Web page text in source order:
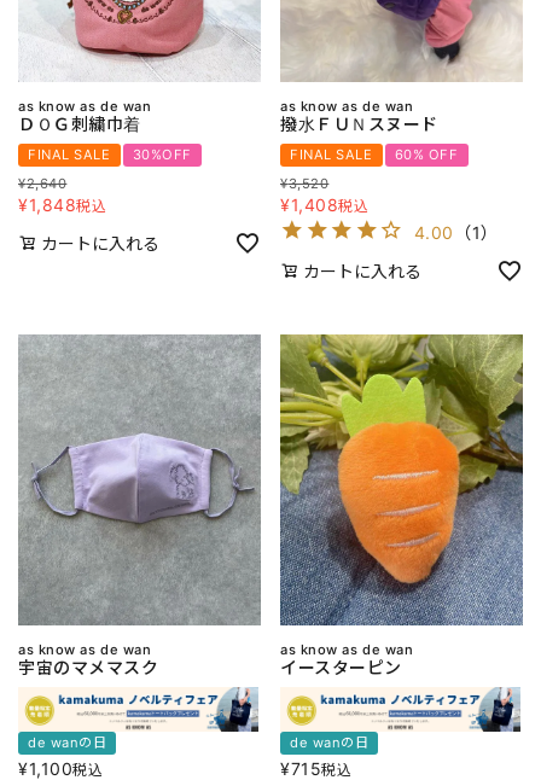
as know as de wan
ＤＯＧ刺繍巾着
FINAL SALE
30%OFF
¥2,640
¥1,848税込
カートに入れる
as know as de wan
撥水ＦＵＮスヌード
FINAL SALE
60% OFF
¥3,520
¥1,408税込
4.00 （1）
カートに入れる
as know as de wan
宇宙のマメマスク
de wanの日
¥1,100税込
as know as de wan
イースターピン
de wanの日
¥715税込